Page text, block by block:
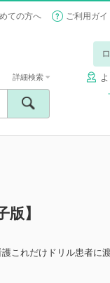
ての方へ ご利用ガイ
詳細検索
】
これだけドリル患者に